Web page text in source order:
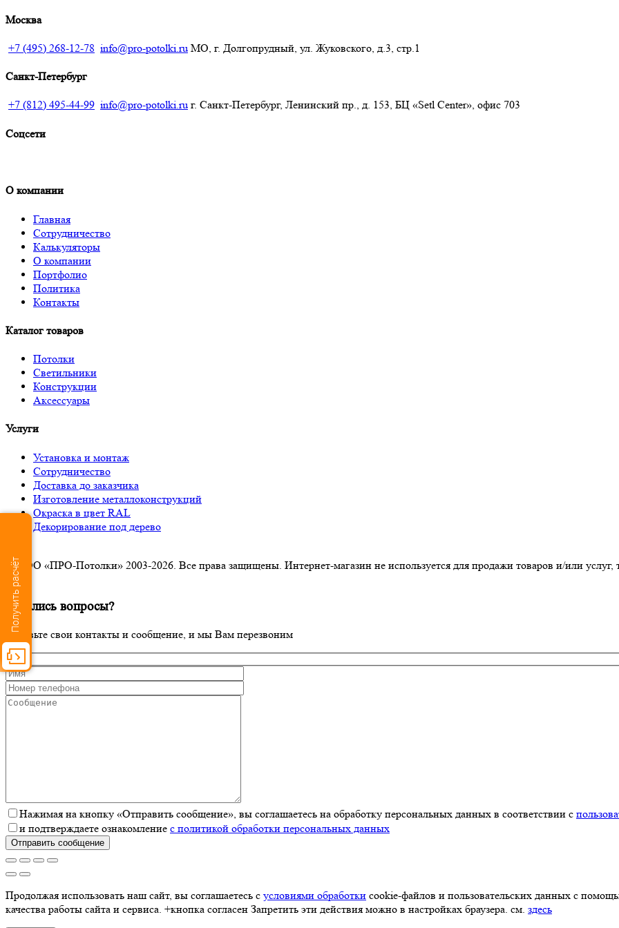
Москва
+7 (495) 268-12-78 info@pro-potolki.ru МО, г. Долгопрудный, ул. Жуковского, д.3, стр.1
Санкт-Петербург
+7 (812) 495-44-99 info@pro-potolki.ru г. Санкт-Петербург, Ленинский пр., д. 153, БЦ «Setl Center», офис 703
Соцсети
О компании
Главная
Сотрудничество
Калькуляторы
О компании
Портфолио
Политика
Контакты
Каталог товаров
Потолки
Светильники
Конструкции
Аксессуары
Услуги
Установка и монтаж
Сотрудничество
Доставка до заказчика
Изготовление металлоконструкций
Окраска в цвет RAL
Декорирование под дерево
© ООО «ПРО-Потолки» 2003-2026. Все права защищены. Интернет-магазин не используется для продажи товаров и/или услуг,
×
Остались вопросы?
Оставьте свои контакты и сообщение, и мы Вам перезвоним
Нажимая на кнопку «Отправить сообщение», вы соглашаетесь на обработку персональных данных в соответствии с
и подтверждаете ознакомление с политикой обработки персональных данных
Отправить сообщение
Продолжая использовать наш сайт, вы соглашаетесь с условиями обработки cookie-файлов и пользовательских данных с
качества работы сайта и сервиса. +кнопка согласен Запретить эти действия можно в настройках браузера. см. здесь
Получить расчёт